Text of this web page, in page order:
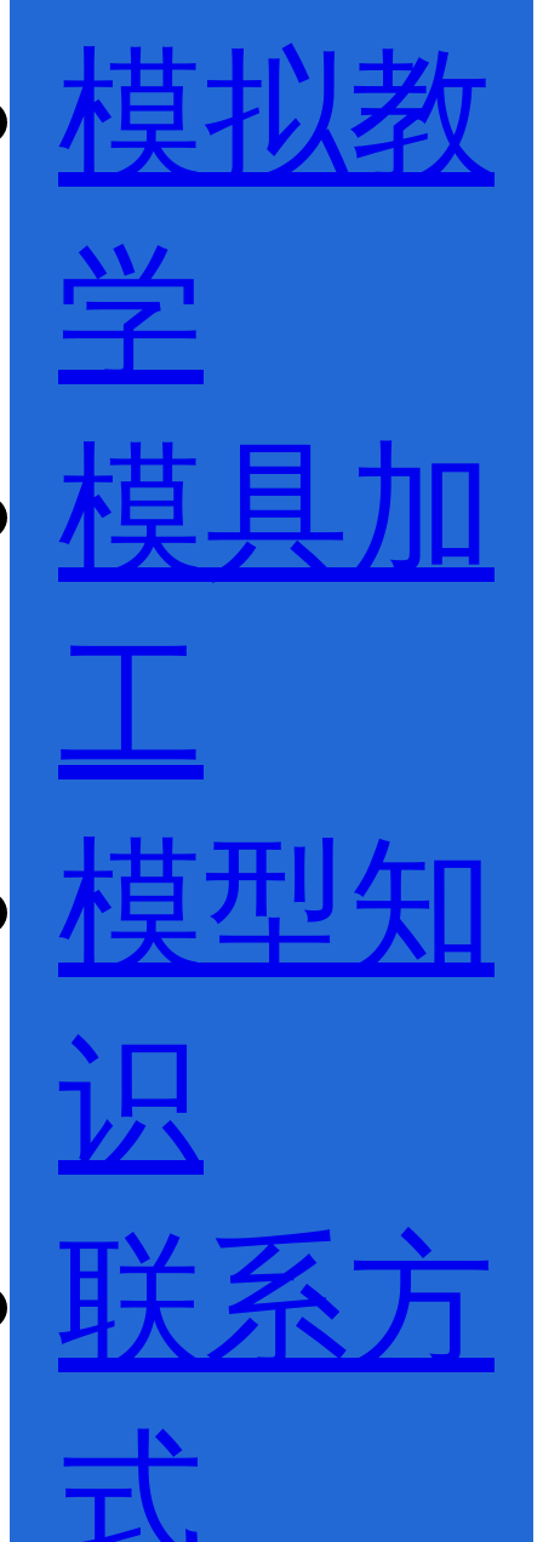
模拟教
学
模具加
工
模型知
识
联系方
式